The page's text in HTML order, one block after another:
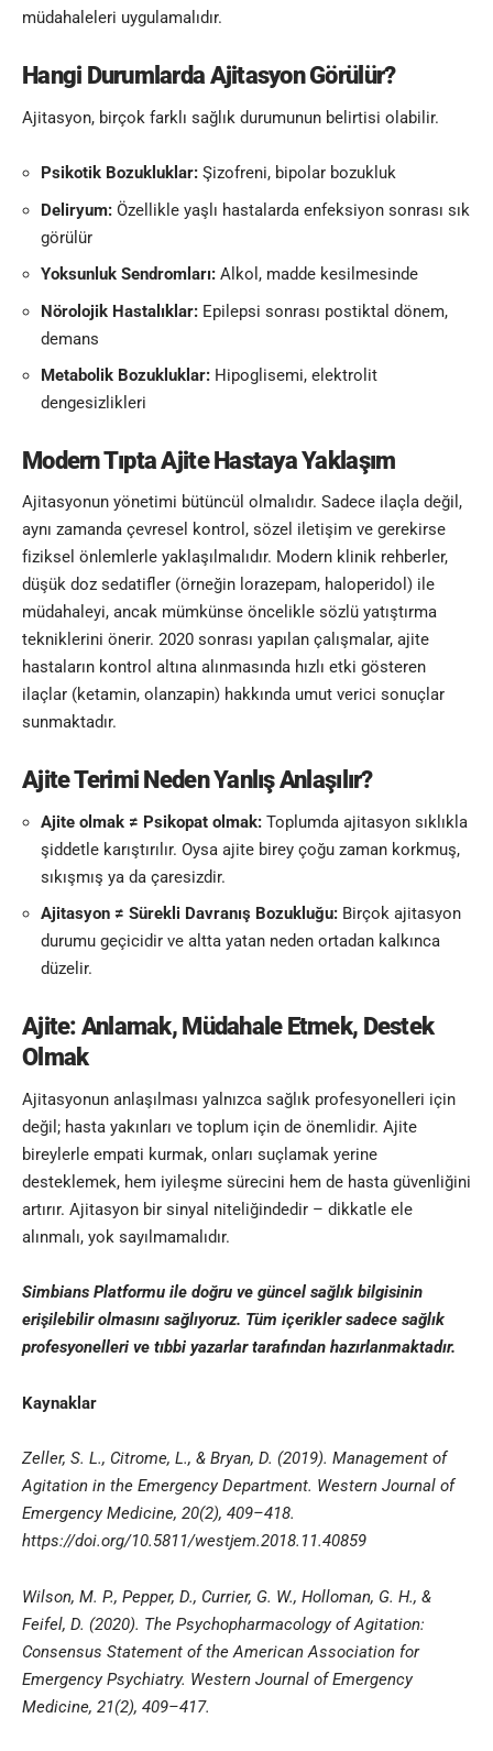
müdahaleleri uygulamalıdır.
Hangi Durumlarda Ajitasyon Görülür?
Ajitasyon, birçok farklı sağlık durumunun belirtisi olabilir.
Psikotik Bozukluklar: Şizofreni, bipolar bozukluk
Deliryum: Özellikle yaşlı hastalarda enfeksiyon sonrası sık
görülür
Yoksunluk Sendromları: Alkol, madde kesilmesinde
Nörolojik Hastalıklar: Epilepsi sonrası postiktal dönem,
demans
Metabolik Bozukluklar: Hipoglisemi, elektrolit
dengesizlikleri
Modern Tıpta Ajite Hastaya Yaklaşım
Ajitasyonun yönetimi bütüncül olmalıdır. Sadece ilaçla değil,
aynı zamanda çevresel kontrol, sözel iletişim ve gerekirse
fiziksel önlemlerle yaklaşılmalıdır. Modern klinik rehberler,
düşük doz sedatifler (örneğin lorazepam, haloperidol) ile
müdahaleyi, ancak mümkünse öncelikle sözlü yatıştırma
tekniklerini önerir. 2020 sonrası yapılan çalışmalar, ajite
hastaların kontrol altına alınmasında hızlı etki gösteren
ilaçlar (ketamin, olanzapin) hakkında umut verici sonuçlar
sunmaktadır.
Ajite Terimi Neden Yanlış Anlaşılır?
Ajite olmak ≠ Psikopat olmak: Toplumda ajitasyon sıklıkla
şiddetle karıştırılır. Oysa ajite birey çoğu zaman korkmuş,
sıkışmış ya da çaresizdir.
Ajitasyon ≠ Sürekli Davranış Bozukluğu: Birçok ajitasyon
durumu geçicidir ve altta yatan neden ortadan kalkınca
düzelir.
Ajite: Anlamak, Müdahale Etmek, Destek
Olmak
Ajitasyonun anlaşılması yalnızca sağlık profesyonelleri için
değil; hasta yakınları ve toplum için de önemlidir. Ajite
bireylerle empati kurmak, onları suçlamak yerine
desteklemek, hem iyileşme sürecini hem de hasta güvenliğini
artırır. Ajitasyon bir sinyal niteliğindedir – dikkatle ele
alınmalı, yok sayılmamalıdır.
Simbians Platformu ile doğru ve güncel sağlık bilgisinin
erişilebilir olmasını sağlıyoruz. Tüm içerikler sadece sağlık
profesyonelleri ve tıbbi yazarlar tarafından hazırlanmaktadır.
Kaynaklar
Zeller, S. L., Citrome, L., & Bryan, D. (2019). Management of
Agitation in the Emergency Department. Western Journal of
Emergency Medicine, 20(2), 409–418.
https://doi.org/10.5811/westjem.2018.11.40859
Wilson, M. P., Pepper, D., Currier, G. W., Holloman, G. H., &
Feifel, D. (2020). The Psychopharmacology of Agitation:
Consensus Statement of the American Association for
Emergency Psychiatry. Western Journal of Emergency
Medicine, 21(2), 409–417.